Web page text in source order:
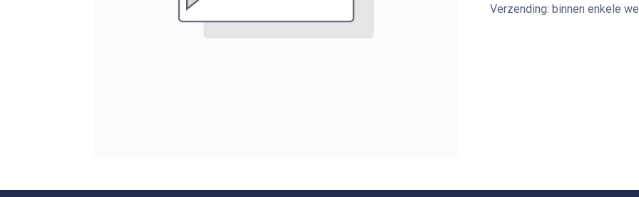
Verzending: binnen enkele